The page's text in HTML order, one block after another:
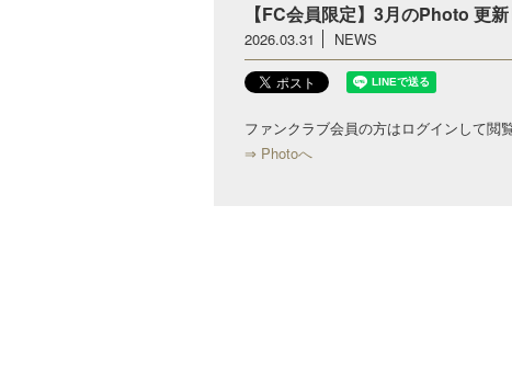
【FC会員限定】3月のPhoto 更新
2026.03.31 NEWS
ファンクラブ会員の方はログインして閲
⇒ Photoへ